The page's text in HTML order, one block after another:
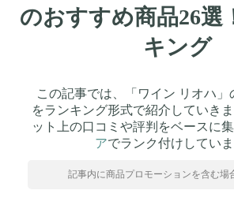
のおすすめ商品26選
キング
この記事では、「ワイン リオハ」
をランキング形式で紹介していき
ット上の口コミや評判をベースに
アでランク付けしていま
記事内に商品プロモーションを含む場